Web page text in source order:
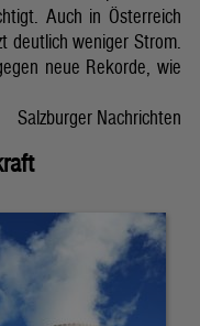
Auch in Österreich
deutlich weniger Strom.
neue Rekorde, wie
Salzburger Nachrichten